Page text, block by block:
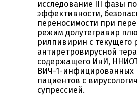
исследование III фазы
эффективности,
переносимости при
режим долутегравир
рилпивирин с текущего
антиретровирусной
содержащего ИнИ,
ВИЧ-1-инфицированных
пациентов с
супрессией.